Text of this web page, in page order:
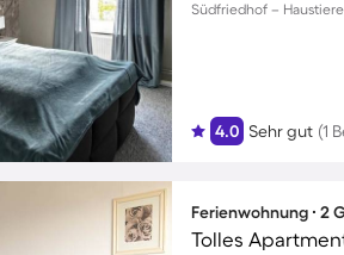
Südfriedhof –
4.0 Sehr gut (1
Ferienwohnung ∙ 2
Tolles